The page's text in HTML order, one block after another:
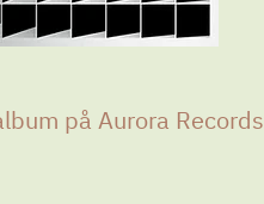
på Aurora Records